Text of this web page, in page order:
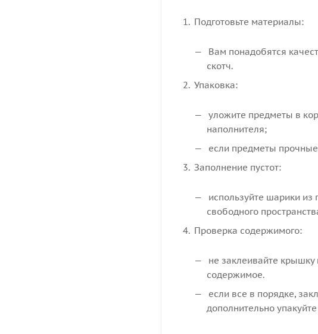
Подготовьте материалы:
Вам понадобятся
скотч.
Упаковка:
уложите предметы в
наполнителя;
если предметы
Заполнение пустот:
используйте шарики из
свободного
Проверка содержимого:
не заклеивайте
содержимое.
если все в порядке,
дополнительно